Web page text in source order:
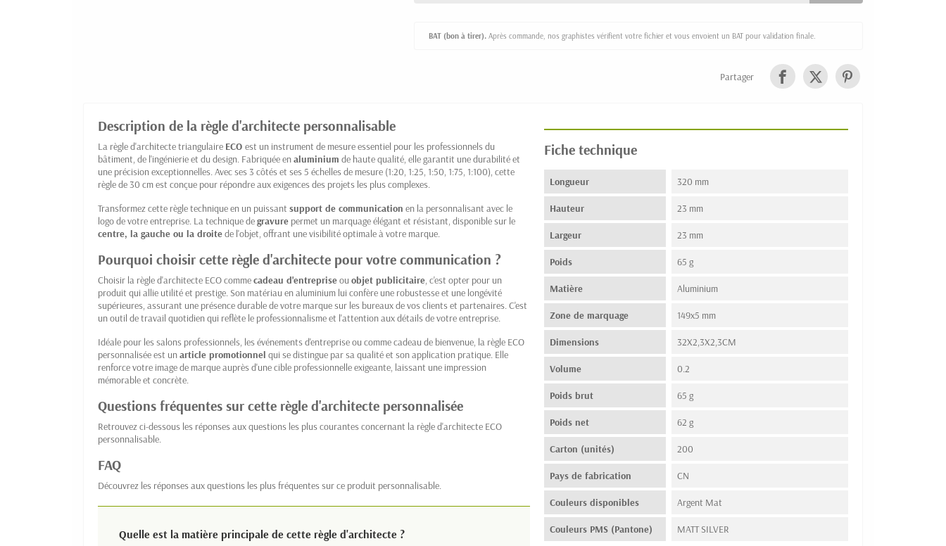
BAT (bon à tirer). Après commande, nos graphistes vérifient votre fichier et vous envoient un BAT pour validation finale.
Partager
Description de la règle d'architecte personnalisable
La règle d'architecte triangulaire ECO est un instrument de mesure essentiel pour les professionnels du
bâtiment, de l'ingénierie et du design. Fabriquée enaluminium de haute qualité, elle garantit une durabilité et
une précision exceptionnelles. Avec ses 3 côtés et ses 5 échelles de mesure (1:20, 1:25, 1:50, 1:75, 1:100), cette
règle de 30 cm est conçue pour répondre aux exigences des projets les plus complexes.
Transformez cette règle technique en un puissant support de communication en la personnalisant avec le
logo de votre entreprise. La technique degravure permet un marquage élégant et résistant, disponible sur le
centre, la gauche ou la droitede l'objet, offrant une visibilité optimale à votre marque.
Pourquoi choisir cette règle d'architecte pour votre communication ?
Choisir la règle d'architecte ECO commecadeau d'entrepriseou objet publicitaire, c'est opter pour un
produit qui allie utilité et prestige. Son matériau en aluminium lui confère une robustesse et une longévité
supérieures, assurant une présence durable de votre marque sur les bureaux de vos clients et partenaires. C'est
un outil de travail quotidien qui reflète le professionnalisme et l'attention aux détails de votre entreprise.
Idéale pour les salons professionnels, les événements d'entreprise ou comme cadeau de bienvenue, la règle ECO
personnalisée est unarticle promotionnel qui se distingue par sa qualité et son application pratique. Elle
renforce votre image de marque auprès d'une cible professionnelle exigeante, laissant une impression
mémorable et concrète.
Questions fréquentes sur cette règle d'architecte personnalisée
Retrouvez ci-dessous les réponses aux questions les plus courantes concernant la règle d'architecte ECO
personnalisable.
FAQ
Découvrez les réponses aux questions les plus fréquentes sur ce produit personnalisable.
Quelle est la matière principale de cette règle d'architecte ?
Fiche technique
Longueur 320 mm
Hauteur 23 mm
Largeur 23 mm
Poids 65 g
Matière Aluminium
Zone de marquage 149x5 mm
Dimensions 32X2,3X2,3CM
Volume 0.2
Poids brut 65 g
Poids net 62 g
Carton (unités) 200
Pays de fabrication CN
Couleurs disponibles Argent Mat
Couleurs PMS (Pantone) MATT SILVER